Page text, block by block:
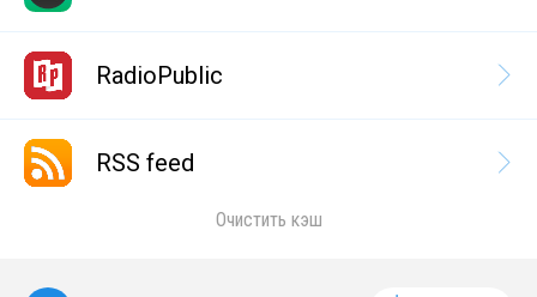
RadioPublic
RSS feed
Очистить кэш